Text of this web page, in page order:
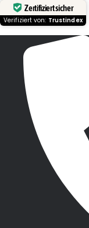
Zertifiziert sicher
Verifiziert von: Trustindex